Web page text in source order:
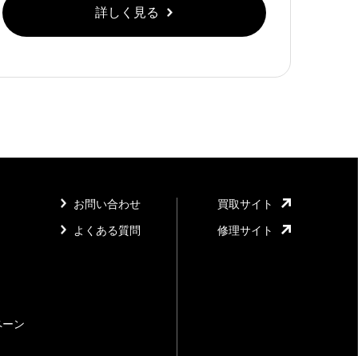
詳しく見る
ン
お問い合わせ
よくある質問
買取サイト
修理サイト